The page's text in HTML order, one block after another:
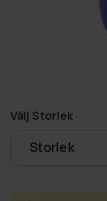
Välj Storlek
Storlek